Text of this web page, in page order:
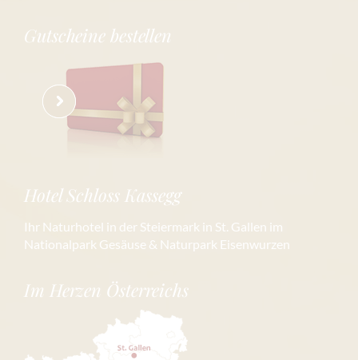
Gutscheine bestellen
Hotel Schloss Kassegg
Ihr Naturhotel in der Steiermark in St. Gallen im
Nationalpark Gesäuse & Naturpark Eisenwurzen
Im Herzen Österreichs